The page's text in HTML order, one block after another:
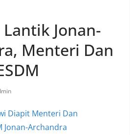
Jonan-
Menteri Dan